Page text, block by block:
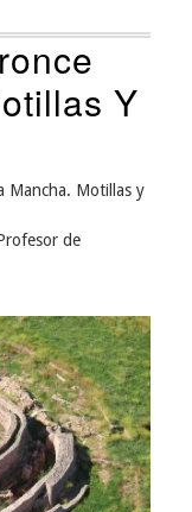
Y
Mancha. Motillas y
de